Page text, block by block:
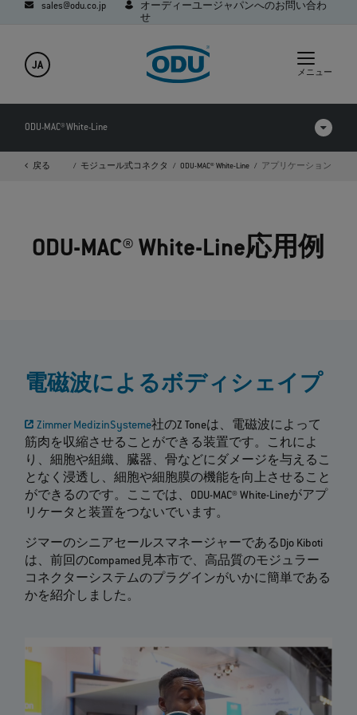
sales@odu.co.jp
オーディーユージャパンへのお問い合わ
せ
JA
メニュー
ODU-MAC® White-Line
製品を比較する
ダウンロード
戻る
ムページ モジュール式コネクタ ODU-MAC® White-Line アプリケーション
ODU-MAC® White-Line応用例
電磁波によるボディシェイプ
Zimmer MedizinSysteme社のZ Toneは、電磁波によって
筋肉を収縮させることができる装置です。これによ
り、細胞や組織、臓器、骨などにダメージを与えるこ
となく浸透し、細胞や細胞膜の機能を向上させること
ができるのです。ここでは、ODU-MAC® White-Lineがアプ
リケータと装置をつないでいます。
ジマーのシニアセールスマネージャーであるDjo Kiboti
は、前回のCompamed見本市で、高品質のモジュラー
コネクターシステムのプラグインがいかに簡単である
かを紹介しました。